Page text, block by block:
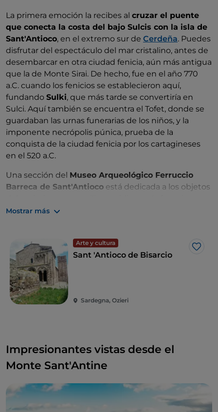
La primera emoción la recibes al cruzar el puente
que conecta la costa del bajo Sulcis con la isla de
Sant'Antioco, en el extremo sur de Cerdeña. Puedes
disfrutar del espectáculo del mar cristalino, antes de
desembarcar en otra ciudad fenicia, aún más antigua
que la de Monte Sirai. De hecho, fue en el año 770
a.C. cuando los fenicios se establecieron aquí,
fundando Sulki, que más tarde se convertiría en
Sulci. Aquí también se encuentra el Tofet, donde se
guardaban las urnas funerarias de los niños, y la
imponente necrópolis púnica, prueba de la
conquista de la ciudad fenicia por los cartagineses
en el 520 a.C.
Una sección del Museo Arqueológico Ferruccio
Barreca de Sant'Antioco está dedicada a los objetos
máscaras, así como sofisticadas reconstrucciones
Mostrar más
Arte y cultura
Me
Sant 'Antioco de Bisarcio
Sardegna, Ozieri
Impresionantes vistas desde el
Monte Sant'Antine